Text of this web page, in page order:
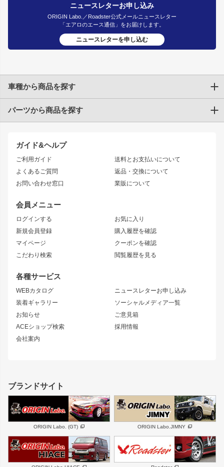
ニュースレターお申し込み
ORIGIN Labo.／Roadster公式メールニュースレター
「エアロのエース通信」をお届けします。
ニュースレターを申し込む
ガイド&ヘルプ
ご利用ガイド
よくあるご質問
お問い合わせ窓口
送料とお支払いについて
返品・交換について
業販について
会員メニュー
ログインする
新規会員登録
マイページ
こだわり検索
お気に入り
購入履歴を確認
クーポンを確認
閲覧履歴を見る
各種サービス
WEBカタログ
装着ギャラリー
お知らせ
ACEショップ検索
会社案内
ニュースレターお申し込み
ソーシャルメディア一覧
ご意見箱
採用情報
車種から商品を探す
トヨタ
JZX90 CHASER
JZX110 MARK II
JZX100 MARK II
JZX90 MARK II
トレノ
マークX
アリスト
ソアラ
アルテッツァ
ニッサン
S15 シルビア
S14 シルビア 後期
S13 シルビア
180SX
シルエイティ
ワンビア
ローレル
セフィーロ
キャラバン
スズキ
GS350
SC
スバル 三菱
デリカ D:5
軽自動車 汎用
パーツから商品を探す
エアロシリーズ
ドリフトライン
風神
雷神
レーシングライン
アタックライン
ストリームライン
リアウイング
ジムニーパーツ
ホイール
MUD-S7
MUD-SR7
まつど家 鉄漢
ボンネット
フェンダー
サイドパーツ
リアゲート
メンテナンスパーツ
ハイエースパーツ
ホイール
DAYTONA-RS
DAYTONA-RS NEO
ブランドサイト
ORIGIN Labo. (GT) ORIGIN Labo.JIMNY